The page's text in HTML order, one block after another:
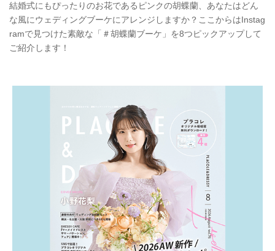
結婚式にもぴったりのお花であるピンクの胡蝶蘭、あなたはどん
な風にウェディングブーケにアレンジしますか？ここからはInstag
ramで見つけた素敵な「＃胡蝶蘭ブーケ」を8つピックアップして
ご紹介します！